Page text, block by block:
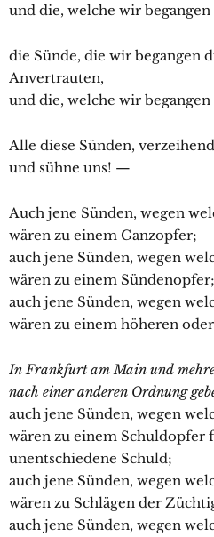
und die, welche wir
die Sünde, die wir begangen
Anvertrauten,
und die, welche wir
Alle diese Sünden,
und sühne uns! —
Auch jene Sünden, wegen
wären zu einem Ganzopfer;
auch jene Sünden, wegen
wären zu einem Sündenopfer;
auch jene Sünden, wegen
wären zu einem höheren
In Frankfurt am Main und
nach einer anderen Ordnung
auch jene Sünden, wegen
wären zu einem Schuldopfer
unentschiedene Schuld;
auch jene Sünden, wegen
wären zu Schlägen der
auch jene Sünden, wegen